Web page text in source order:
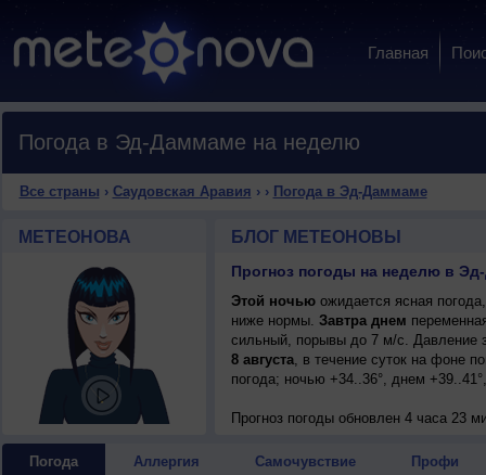
Главная
Погода в Эд-Даммаме на неделю
Все страны › Саудовская Аравия › › Погода в Эд-Даммаме
МЕТЕОНОВА БЛОГ МЕТЕОНОВЫ
Прогноз погоды на неделю в
Этой ночьюожидается ясная
ниже нормы. Завтра днем
сильный, порывы до 7 м/с. Давление
8 августа, в течение суток на фоне
погода; ночью +34..36°, днем
Прогноз погоды обновлен 4 часа 23
Погода Аллергия Самочувствие Профи